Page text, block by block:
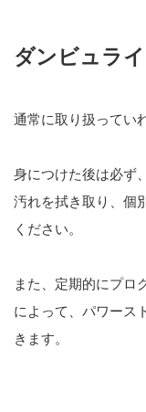
ダンビュラ
通常に取り扱ってい
身につけた後は必ず
汚れを拭き取り、個
ください。
また、定期的にプロ
によって、パワース
きます。